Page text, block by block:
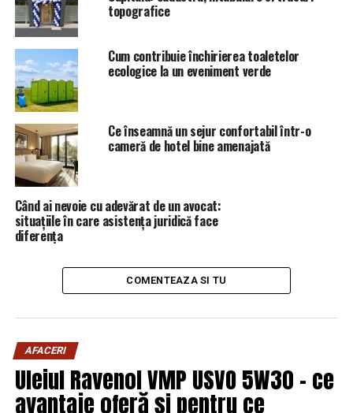
pot cădea pere”, a
declarat tatăl Simonei
Halep pentruplaysport.ro
Stere Halep nu știe nimic despre
nuntă
Tatăl Simonei Halep a declarat anterior că nu știe multe
detalii despre cununia și nunta fiicei sale și că va fi o
surpriză.
”Despre cununie și nuntă
nu știu să vă spun nimic,
va fi o surpriză și pentru
noi. Știu ei detaliile
astea.”, a completat tatăl
sportivei.
topografice
Cum contribuie închirierea toaletelor
ecologice la un eveniment verde
Ce înseamnă un sejur confortabil într-o
cameră de hotel bine amenajată
Când ai nevoie cu adevărat de un avocat:
situațiile în care asistența juridică face
diferența
COMENTEAZA SI TU
AFACERI
Uleiul Ravenol VMP USVO 5W30 – ce
avantaje oferă și pentru ce